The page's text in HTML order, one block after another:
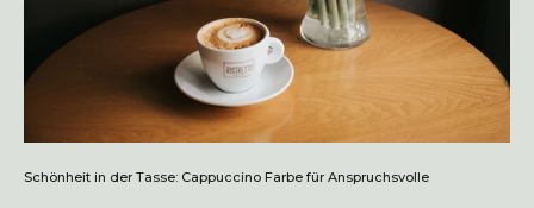
Schönheit in der Tasse: Cappuccino Farbe für Anspruchsvolle